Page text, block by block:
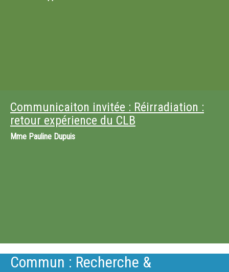
Communicaiton invitée : Réirradiation :
retour expérience du CLB
Mme Pauline Dupuis
Commun : Recherche &